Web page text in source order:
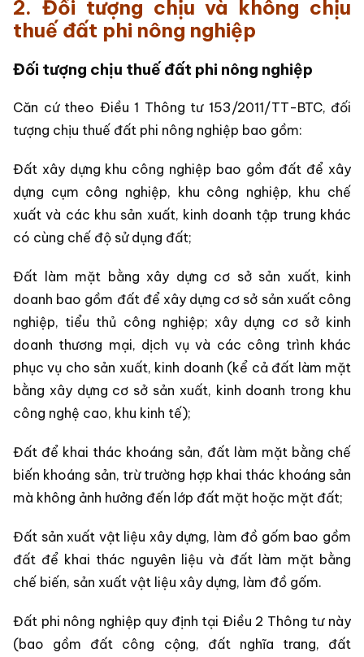
2. Đối tượng chịu và không chịu
thuế đất phi nông nghiệp
Đối tượng chịu thuế đất phi nông nghiệp
Căn cứ theo Điều 1 Thông tư 153/2011/TT-BTC, đối
tượng chịu thuế đất phi nông nghiệp bao gồm:
Đất xây dựng khu công nghiệp bao gồm đất để xây
dựng cụm công nghiệp, khu công nghiệp, khu chế
xuất và các khu sản xuất, kinh doanh tập trung khác
có cùng chế độ sử dụng đất;
Đất làm mặt bằng xây dựng cơ sở sản xuất, kinh
doanh bao gồm đất để xây dựng cơ sở sản xuất công
nghiệp, tiểu thủ công nghiệp; xây dựng cơ sở kinh
doanh thương mại, dịch vụ và các công trình khác
phục vụ cho sản xuất, kinh doanh (kể cả đất làm mặt
bằng xây dựng cơ sở sản xuất, kinh doanh trong khu
công nghệ cao, khu kinh tế);
Đất để khai thác khoáng sản, đất làm mặt bằng chế
biến khoáng sản, trừ trường hợp khai thác khoáng sản
mà không ảnh hưởng đến lớp đất mặt hoặc mặt đất;
Đất sản xuất vật liệu xây dựng, làm đồ gốm bao gồm
đất để khai thác nguyên liệu và đất làm mặt bằng
chế biến, sản xuất vật liệu xây dựng, làm đồ gốm.
Đất phi nông nghiệp quy định tại Điều 2 Thông tư này
(bao gồm đất công cộng, đất nghĩa trang, đất